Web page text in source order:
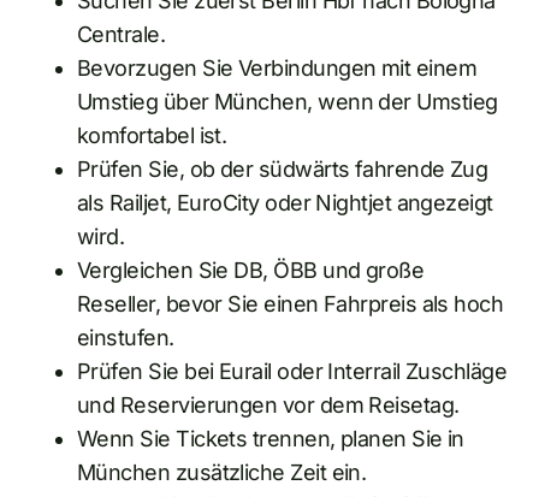
Centrale.
Bevorzugen Sie Verbindungen mit einem
Umstieg über München, wenn der Umstieg
komfortabel ist.
Prüfen Sie, ob der südwärts fahrende Zug
als Railjet, EuroCity oder Nightjet angezeigt
wird.
Vergleichen Sie DB, ÖBB und große
Reseller, bevor Sie einen Fahrpreis als hoch
einstufen.
Prüfen Sie bei Eurail oder Interrail Zuschläge
und Reservierungen vor dem Reisetag.
Wenn Sie Tickets trennen, planen Sie in
München zusätzliche Zeit ein.